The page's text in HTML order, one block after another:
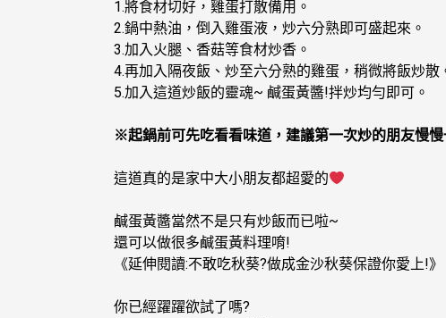
1.將食材切好，雞蛋打散備用。
2.鍋中熱油，倒入雞蛋液，炒六分熟即可盛起來。
3.加入火腿、香菇等食材炒香。
4.再加入隔夜飯、炒至六分熟的雞蛋，稍微將飯炒散
5.加入這道炒飯的靈魂~ 鹹蛋黃醬!拌炒均勻即可。
※起鍋前可先吃看看味道，建議第一次炒的朋友慢
這道真的是家中大小朋友都超愛的
鹹蛋黃醬當然不是只有炒飯而已啦~
還可以做很多鹹蛋黃料理唷!
《延伸閱讀:不敢吃秋葵?做成金沙秋葵保證你愛上!》
你已經躍躍欲試了嗎?